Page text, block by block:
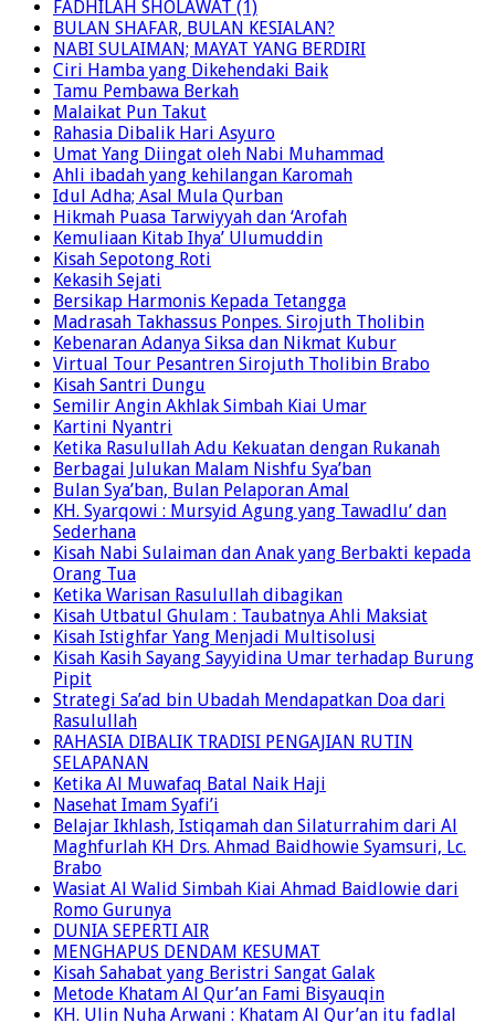
FADHILAH SHOLAWAT (1)
BULAN SHAFAR, BULAN KESIALAN?
NABI SULAIMAN; MAYAT YANG BERDIRI
Ciri Hamba yang Dikehendaki Baik
Tamu Pembawa Berkah
Malaikat Pun Takut
Rahasia Dibalik Hari Asyuro
Umat Yang Diingat oleh Nabi Muhammad
Ahli ibadah yang kehilangan Karomah
Idul Adha; Asal Mula Qurban
Hikmah Puasa Tarwiyyah dan ‘Arofah
Kemuliaan Kitab Ihya’ Ulumuddin
Kisah Sepotong Roti
Kekasih Sejati
Bersikap Harmonis Kepada Tetangga
Madrasah Takhassus Ponpes. Sirojuth Tholibin
Kebenaran Adanya Siksa dan Nikmat Kubur
Virtual Tour Pesantren Sirojuth Tholibin Brabo
Kisah Santri Dungu
Semilir Angin Akhlak Simbah Kiai Umar
Kartini Nyantri
Ketika Rasulullah Adu Kekuatan dengan Rukanah
Berbagai Julukan Malam Nishfu Sya’ban
Bulan Sya’ban, Bulan Pelaporan Amal
KH. Syarqowi : Mursyid Agung yang Tawadlu’ dan
Sederhana
Kisah Nabi Sulaiman dan Anak yang Berbakti kepada
Orang Tua
Ketika Warisan Rasulullah dibagikan
Kisah Utbatul Ghulam : Taubatnya Ahli Maksiat
Kisah Istighfar Yang Menjadi Multisolusi
Kisah Kasih Sayang Sayyidina Umar terhadap Burung
Pipit
Strategi Sa’ad bin Ubadah Mendapatkan Doa dari
Rasulullah
RAHASIA DIBALIK TRADISI PENGAJIAN RUTIN
SELAPANAN
Ketika Al Muwafaq Batal Naik Haji
Nasehat Imam Syafi’i
Belajar Ikhlash, Istiqamah dan Silaturrahim dari Al
Maghfurlah KH Drs. Ahmad Baidhowie Syamsuri, Lc.
Brabo
Wasiat Al Walid Simbah Kiai Ahmad Baidlowie dari
Romo Gurunya
DUNIA SEPERTI AIR
MENGHAPUS DENDAM KESUMAT
Kisah Sahabat yang Beristri Sangat Galak
Metode Khatam Al Qur’an Fami Bisyauqin
KH. Ulin Nuha Arwani : Khatam Al Qur’an itu fadlal